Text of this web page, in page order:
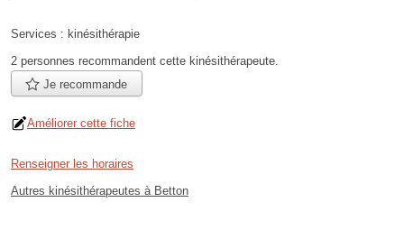
Services : kinésithérapie
2 personnes recommandent cette kinésithérapeute.
Je recommande
Améliorer cette fiche
Renseigner les horaires
Autres kinésithérapeutes à Betton